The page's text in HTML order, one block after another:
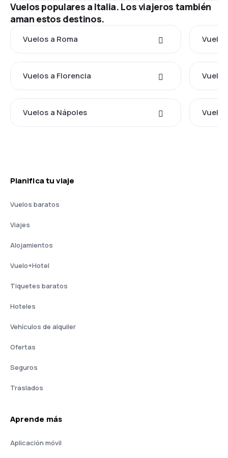
Vuelos populares a Italia. Los viajeros también
aman estos destinos.
Vuelos a Roma
Vuelos a Florencia
Vuelos a Nápoles
Planifica tu viaje
Vuelos baratos
Viajes
Alojamientos
Vuelo+Hotel
Tiquetes baratos
Hoteles
Vehículos de alquiler
Ofertas
Seguros
Traslados
Aprende más
Aplicación móvil